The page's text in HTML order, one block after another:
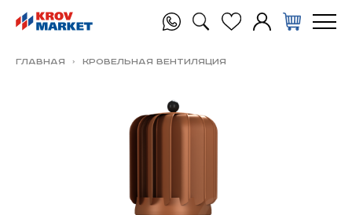
Главная Кровельная вентиляция